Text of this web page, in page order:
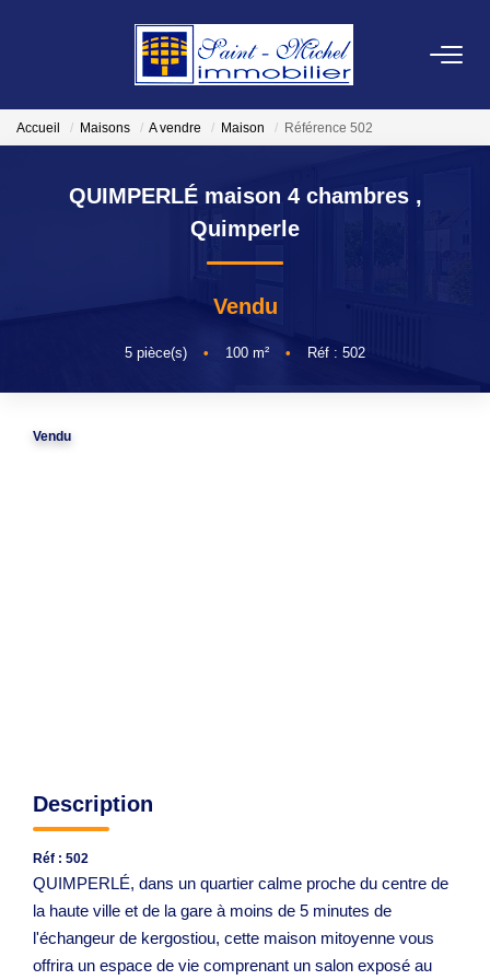
VENDRE
ESTIMATION
GESTION
Accueil Maisons A vendre Maison Référence 502
QUIMPERLÉ maison 4 chambres ,
Quimperle
Vendu
5 pièce(s) • 100 m² • Réf : 502
Vendu
Description
Réf : 502
QUIMPERLÉ, dans un quartier calme proche du centre de
la haute ville et de la gare à moins de 5 minutes de
l'échangeur de kergostiou, cette maison mitoyenne vous
offrira un espace de vie comprenant un salon exposé au